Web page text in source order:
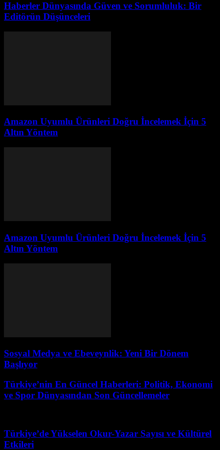
Haberler Dünyasında Güven ve Sorumluluk: Bir
Editörün Düşünceleri
Amazon Uyumlu Ürünleri Doğru İncelemek İçin 5
Altın Yöntem
Amazon Uyumlu Ürünleri Doğru İncelemek İçin 5
Altın Yöntem
Sosyal Medya ve Ebeveynlik: Yeni Bir Dönem
Başlıyor
Türkiye’nin En Güncel Haberleri: Politik, Ekonomi
ve Spor Dünyasından Son Güncellemeler
Türkiye’de Yükselen Okur-Yazar Sayısı ve Kültürel
Etkileri